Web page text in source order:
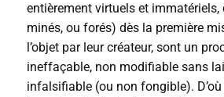
entièrement virtuels et immatériels,
minés, ou forés) dès la première
l’objet par leur créateur, sont un
ineffaçable, non modifiable sans
infalsifiable (ou non fongible).